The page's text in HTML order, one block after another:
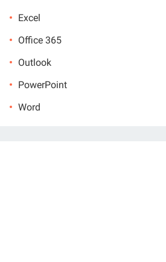
Excel
Office 365
Outlook
PowerPoint
Word